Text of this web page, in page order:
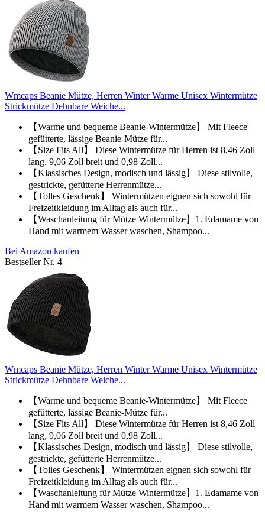
Wmcaps Beanie Mütze, Herren Winter Warme Unisex Wintermütze
Strickmütze Dehnbare Weiche...
【Warme und bequeme Beanie-Wintermütze】 Mit Fleece
gefütterte, lässige Beanie-Mütze für...
【Size Fits All】 Diese Wintermütze für Herren ist 8,46 Zoll
lang, 9,06 Zoll breit und 0,98 Zoll...
【Klassisches Design, modisch und lässig】 Diese stilvolle,
gestrickte, gefütterte Herrenmütze...
【Tolles Geschenk】 Wintermützen eignen sich sowohl für
Freizeitkleidung im Alltag als auch für...
【Waschanleitung für Mütze Wintermütze】1. Edamame von
Hand mit warmem Wasser waschen, Shampoo...
Bei Amazon kaufen
Bestseller Nr. 4
Wmcaps Beanie Mütze, Herren Winter Warme Unisex Wintermütze
Strickmütze Dehnbare Weiche...
【Warme und bequeme Beanie-Wintermütze】 Mit Fleece
gefütterte, lässige Beanie-Mütze für...
【Size Fits All】 Diese Wintermütze für Herren ist 8,46 Zoll
lang, 9,06 Zoll breit und 0,98 Zoll...
【Klassisches Design, modisch und lässig】 Diese stilvolle,
gestrickte, gefütterte Herrenmütze...
【Tolles Geschenk】 Wintermützen eignen sich sowohl für
Freizeitkleidung im Alltag als auch für...
【Waschanleitung für Mütze Wintermütze】1. Edamame von
Hand mit warmem Wasser waschen, Shampoo...